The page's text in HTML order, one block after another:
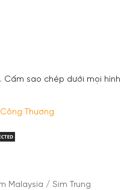
Cấm sao chép dưới mọi hình
Malaysia / Sim Trung